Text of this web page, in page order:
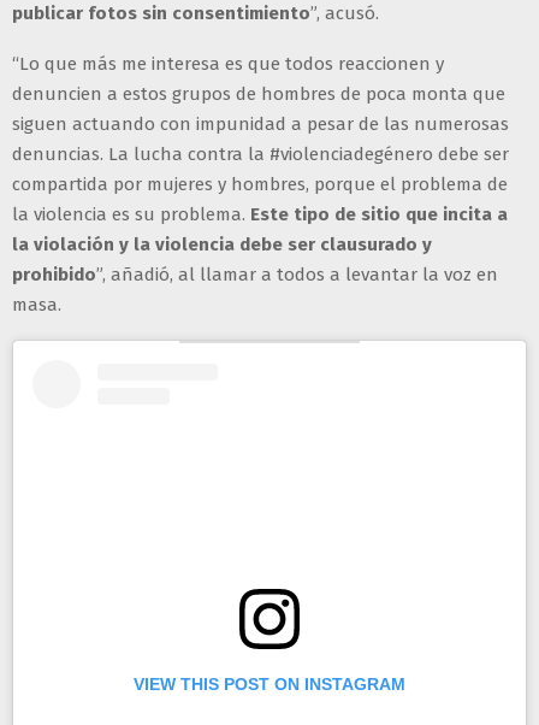
publicar fotos sin consentimiento”, acusó.
“Lo que más me interesa es que todos reaccionen y
denuncien a estos grupos de hombres de poca monta que
siguen actuando con impunidad a pesar de las numerosas
denuncias. La lucha contra la #violenciadegénero debe ser
compartida por mujeres y hombres, porque el problema de
la violencia es su problema. Este tipo de sitio que incita a
la violación y la violencia debe ser clausurado y
prohibido”, añadió, al llamar a todos a levantar la voz en
masa.
VIEW THIS POST ON INSTAGRAM